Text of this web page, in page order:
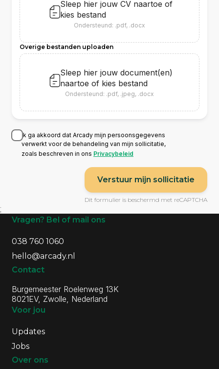
Sleep hier jouw CV naartoe of
kies bestand
Ondersteund: .pdf, .docx
Overige bestanden uploaden
Sleep hier jouw document(en)
naartoe of kies bestand
Ondersteund: .pdf, .jpeg, .docx
Ik ga akkoord dat Arcady mijn persoonsgegevens
verwerkt voor de behandeling van mijn sollicitatie,
zoals beschreven in ons Privacybeleid
Verstuur mijn sollicitatie
Dit formulier is beschermd met reCAPTCHA
;
Algemene informatie
Vragen? Bel of mail ons
038 760 1060
hello@arcady.nl
Contact
Burgemeester Roelenweg 13K
8021EV, Zwolle, Nederland
Voor jou
Updates
Jobs
Over ons